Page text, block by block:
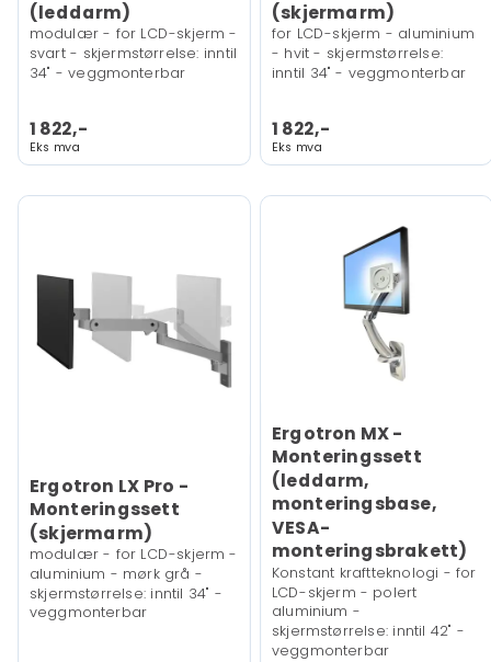
(leddarm)
modulær - for LCD-skjerm -
svart - skjermstørrelse: inntil
34" - veggmonterbar
1 822,-
Eks mva
(skjermarm)
for LCD-skjerm - aluminium
- hvit - skjermstørrelse:
inntil 34" - veggmonterbar
1 822,-
Eks mva
Ergotron LX Pro -
Monteringssett
(skjermarm)
modulær - for LCD-skjerm -
aluminium - mørk grå -
skjermstørrelse: inntil 34" -
veggmonterbar
Ergotron MX -
Monteringssett
(leddarm,
monteringsbase,
VESA-
monteringsbrakett)
Konstant kraftteknologi - for
LCD-skjerm - polert
aluminium -
skjermstørrelse: inntil 42" -
veggmonterbar